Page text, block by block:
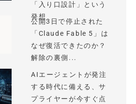
「入り口設計」という
発想
公開3日で停止された
「Claude Fable 5」は
なぜ復活できたのか？
解除の裏側...
AIエージェントが発注
する時代に備える、サ
プライヤーが今すぐ点